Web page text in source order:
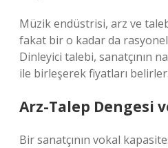
Müzik endüstrisi, arz ve
fakat bir o kadar da
Dinleyici talebi, sanatçının
ile birleşerek fiyatları belirler.
Arz-Talep Dengesi
Bir sanatçının vokal